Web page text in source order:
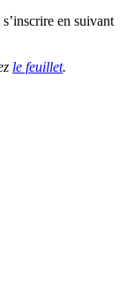
en suivant
le feuillet.